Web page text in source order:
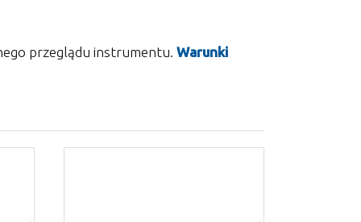
przeglądu instrumentu. Warunki